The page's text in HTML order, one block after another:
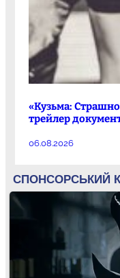
«Кузьма:
трейлер
06.08.2026